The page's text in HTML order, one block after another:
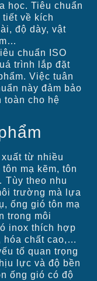
học. Tiêu chuẩn
tiết về kích
độ dày, vật
chuẩn ISO
trình lắp đặt
Việc tuân
này đảm bảo
toàn cho hệ
từ nhiều
mạ kẽm, tôn
theo nhu
trường mà lựa
ống gió tôn mạ
trong môi
inox thích hợp
hóa chất cao,…
tố quan trọng
lực và độ bền
ống gió có độ